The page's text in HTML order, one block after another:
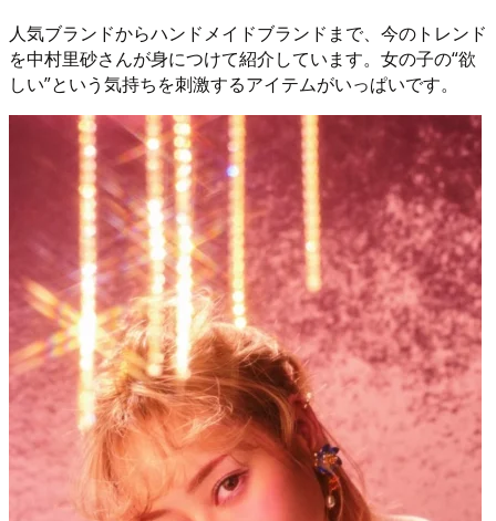
人気ブランドからハンドメイドブランドまで、今のトレンド
を中村里砂さんが身につけて紹介しています。女の子の“欲
しい”という気持ちを刺激するアイテムがいっぱいです。